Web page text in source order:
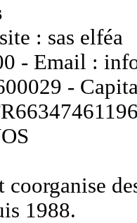
: sas elféa
- Email :
-
coorganise
1988.